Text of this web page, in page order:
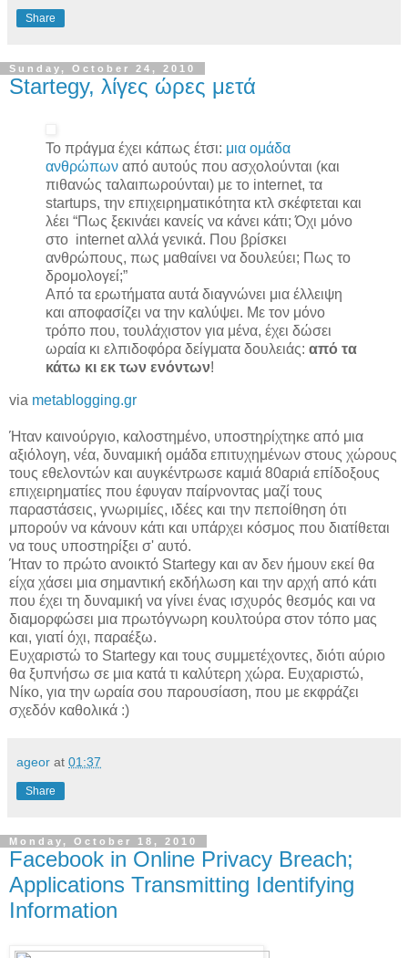
Share
Sunday, October 24, 2010
Startegy, λίγες ώρες μετά
Το πράγμα έχει κάπως έτσι: μια ομάδα
ανθρώπων από αυτούς που ασχολούνται (και
πιθανώς ταλαιπωρούνται) με το internet, τα
startups, την επιχειρηματικότητα κτλ σκέφτεται και
λέει “Πως ξεκινάει κανείς να κάνει κάτι; Όχι μόνο
στο internet αλλά γενικά. Που βρίσκει
ανθρώπους, πως μαθαίνει να δουλεύει; Πως το
δρομολογεί;”
Από τα ερωτήματα αυτά διαγνώνει μια έλλειψη
και αποφασίζει να την καλύψει. Με τον μόνο
τρόπο που, τουλάχιστον για μένα, έχει δώσει
ωραία κι ελπιδοφόρα δείγματα δουλειάς: από τα
κάτω κι εκ των ενόντων!
via metablogging.gr
Ήταν καινούργιο, καλοστημένο, υποστηρίχτηκε από μια
αξιόλογη, νέα, δυναμική ομάδα επιτυχημένων στους χώρους
τους εθελοντών και αυγκέντρωσε καμιά 80αριά επίδοξους
επιχειρηματίες που έφυγαν παίρνοντας μαζί τους
παραστάσεις, γνωριμίες, ιδέες και την πεποίθηση ότι
μπορούν να κάνουν κάτι και υπάρχει κόσμος που διατίθεται
να τους υποστηρίξει σ' αυτό.
Ήταν το πρώτο ανοικτό Startegy και αν δεν ήμουν εκεί θα
είχα χάσει μια σημαντική εκδήλωση και την αρχή από κάτι
που έχει τη δυναμική να γίνει ένας ισχυρός θεσμός και να
διαμορφώσει μια πρωτόγνωρη κουλτούρα στον τόπο μας
και, γιατί όχι, παραέξω.
Ευχαριστώ το Startegy και τους συμμετέχοντες, διότι αύριο
θα ξυπνήσω σε μια κατά τι καλύτερη χώρα. Ευχαριστώ,
Νίκο, για την ωραία σου παρουσίαση, που με εκφράζει
σχεδόν καθολικά :)
ageor at 01:37
Share
Monday, October 18, 2010
Facebook in Online Privacy Breach;
Applications Transmitting Identifying
Information